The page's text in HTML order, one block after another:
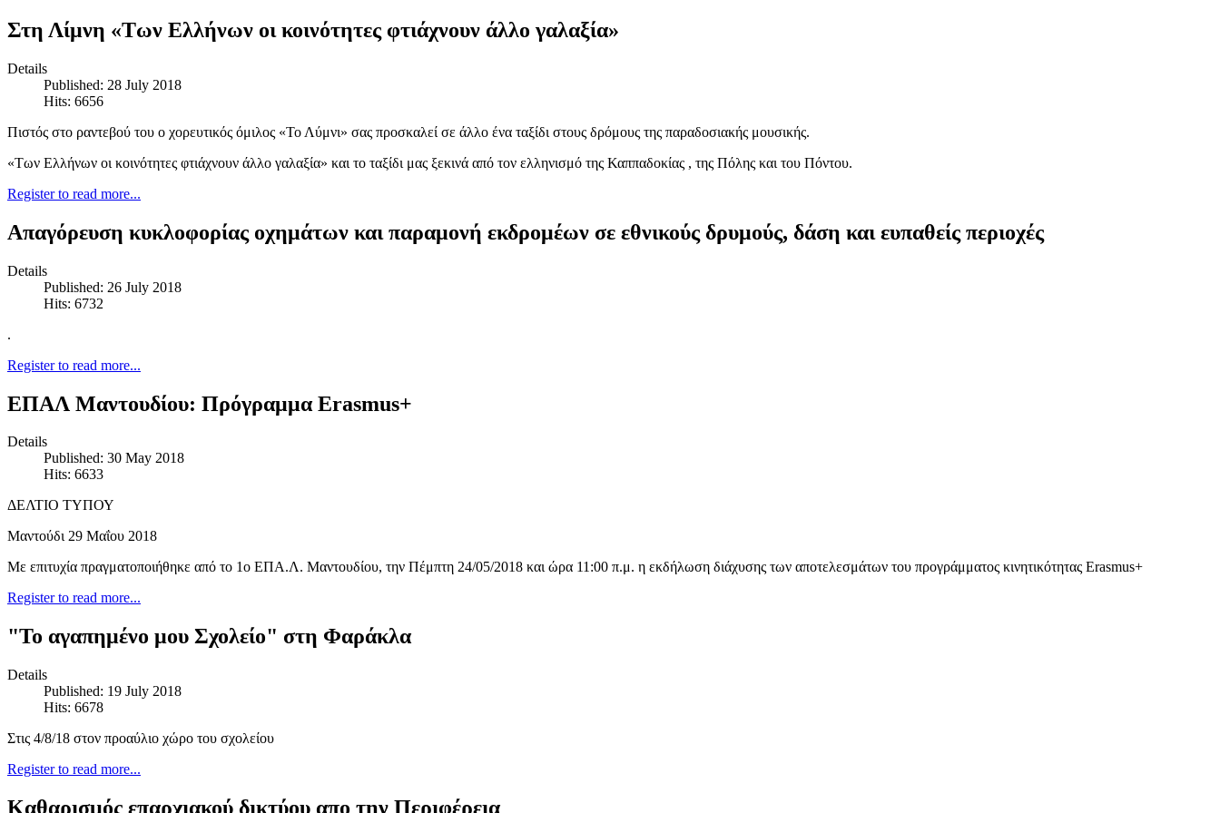
Στη Λίμνη «Των Ελλήνων οι κοινότητες φτιάχνουν άλλο γαλαξία»
Details
Published: 28 July 2018
Hits: 6656
Πιστός στο ραντεβού του ο χορευτικός όμιλος «Το Λύμνι» σας προσκαλεί σε άλλο ένα ταξίδι στους δρόμους της παραδοσιακής μουσικής.
«Των Ελλήνων οι κοινότητες φτιάχνουν άλλο γαλαξία» και το ταξίδι μας ξεκινά από τον ελληνισμό της Καππαδοκίας , της Πόλης και του Πόντου.
Register to read more...
Απαγόρευση κυκλοφορίας οχημάτων και παραμονή εκδρομέων σε εθνικούς δρυμούς, δάση και ευπαθείς περιοχές
Details
Published: 26 July 2018
Hits: 6732
.
Register to read more...
ΕΠΑΛ Μαντουδίου: Πρόγραμμα Erasmus+
Details
Published: 30 May 2018
Hits: 6633
ΔΕΛΤΙΟ ΤΥΠΟΥ
Μαντούδι 29 Μαΐου 2018
Με επιτυχία πραγματοποιήθηκε από το 1ο ΕΠΑ.Λ. Μαντουδίου, την Πέμπτη 24/05/2018 και ώρα 11:00 π.μ. η εκδήλωση διάχυσης των αποτελεσμάτων του προγράμματος κινητικότητας Erasmus+
Register to read more...
"Το αγαπημένο μου Σχολείο" στη Φαράκλα
Details
Published: 19 July 2018
Hits: 6678
Στις 4/8/18 στον προαύλιο χώρο του σχολείου
Register to read more...
Καθαρισμός επαρχιακού δικτύου απο την Περιφέρεια